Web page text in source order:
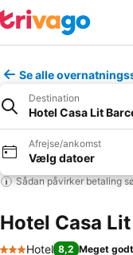
Se alle
Destination
Hotel Casa Lit
Afrejse/ankomst
Vælg datoer
Sådan påvirker betaling
Hotel Casa
Hotel 8,2 Meget godt